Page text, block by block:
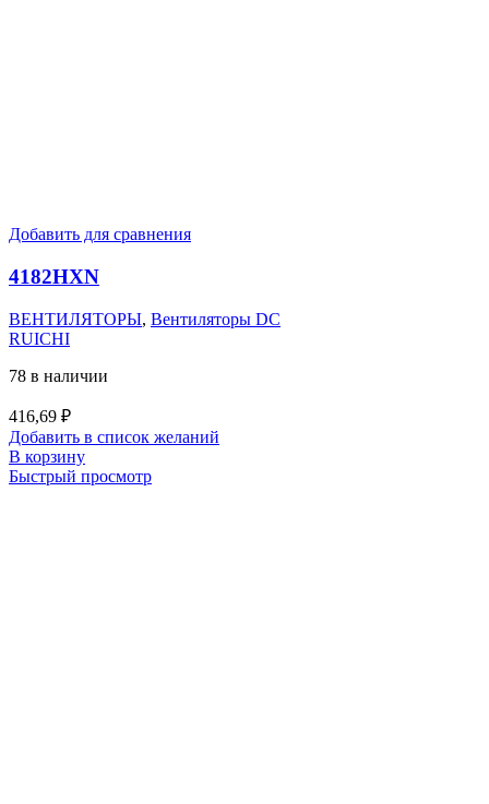
Добавить для сравнения
4182HXN
ВЕНТИЛЯТОРЫ, Вентиляторы DC
RUICHI
78 в наличии
416,69 ₽
Добавить в список желаний
В корзину
Быстрый просмотр